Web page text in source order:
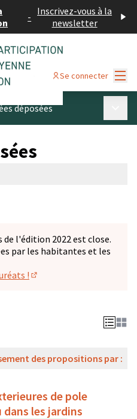
- Inscrivez-vous à la
newsletter
Se connecter
déposées
de l'édition 2022 est close.
par les habitantes et les
!
des propositions par :
de pole
dans les jardins